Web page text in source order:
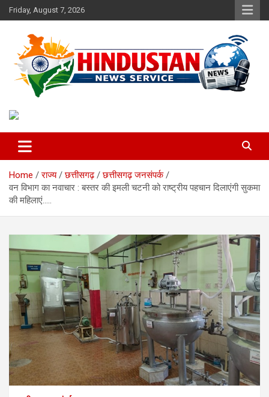
Skip
to
Friday, August 7, 2026
Hindustan News Service
Home राज्य छत्तीसगढ़
छत्तीसगढ़ जनसंपर्क
वन विभाग का नवाचार : बस्तर की इमली चटनी को राष्ट्रीय पहचान दिलाएंगी सुकमा
की महिलाएं…..